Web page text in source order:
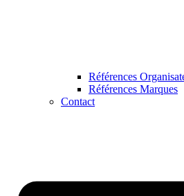
Références
Références Marques
Contact